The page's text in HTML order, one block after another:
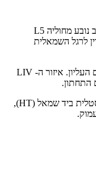
הגב התחתון קר למגע. הכאב נובע מחוליה L5
לרגל השמאלית
: טיפ אדום עם מעט פפילות באיזור המחמם העליון. איזור ה- LIV
התחתון.
: באופן כללי עמוק ודק. הולם בעמדה הדיסטלית ביד שמאל (HT),